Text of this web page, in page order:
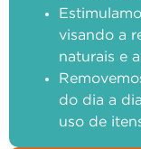
visando a
naturais e
do dia a
uso de